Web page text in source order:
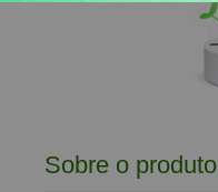
Sobre o produto